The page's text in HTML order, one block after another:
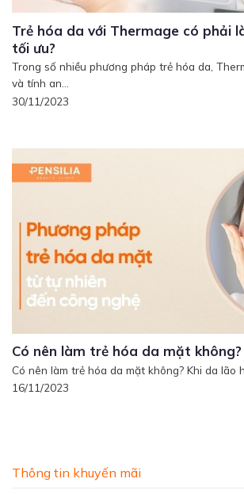
Thông tin khuyến mãi
Trẻ hóa da với Thermage có phải
tối ưu?
Trong số nhiều phương pháp trẻ hóa da,
và tính an...
30/11/2023
Có nên làm trẻ hóa da mặt không?
Có nên làm trẻ hóa da mặt không? Khi da lão
16/11/2023